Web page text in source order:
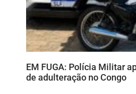
EM FUGA: Polícia Militar
de adulteração no Congo